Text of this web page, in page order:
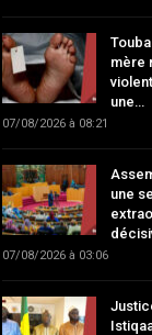
mère
une…
07/08/2026 à 08:21
une
07/08/2026 à 03:06